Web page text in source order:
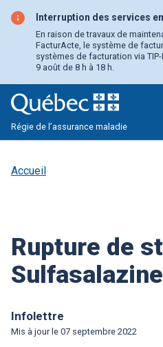
contenu
principal
Interruption des services
En raison de travaux de
FacturActe, le système de
systèmes de facturation via
9 août de 8 h à 18 h.
Régie de l’assurance maladie
Accueil
Rupture de
Sulfasalazine
Infolettre
Mis à jour le 07 septembre 2022